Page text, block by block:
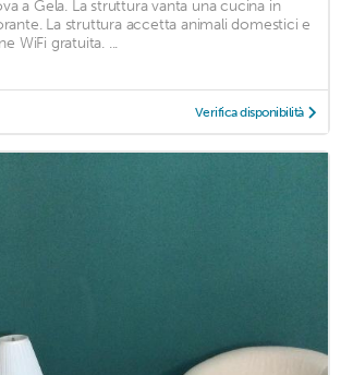
a Gela. La struttura vanta una cucina in
La struttura accetta animali domestici e
WiFi gratuita. ...
Verifica disponibilità